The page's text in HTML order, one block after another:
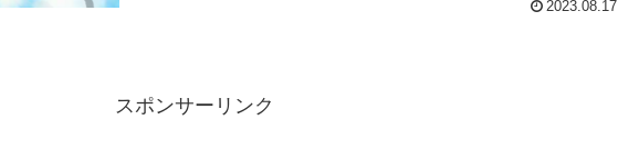
2023.08.17
スポンサーリンク